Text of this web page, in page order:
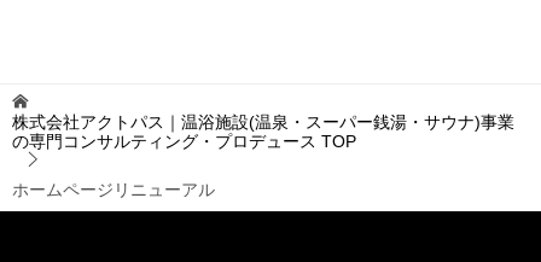
株式会社アクトパス｜温浴施設(温泉・スーパー銭湯・サウナ)事業
の専門コンサルティング・プロデュース TOP
ホームページリニューアル